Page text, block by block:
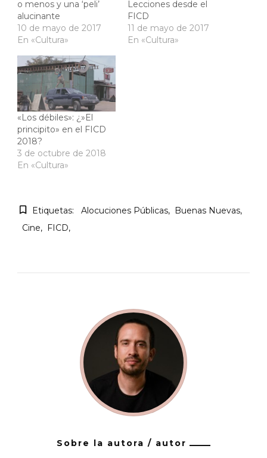
o menos y una ‘peli’
alucinante
10 de mayo de 2017
En «Cultura»
Lecciones desde el
FICD
11 de mayo de 2017
En «Cultura»
«Los débiles»: ¿»El
principito» en el FICD
2018?
3 de octubre de 2018
En «Cultura»
Etiquetas: Alocuciones Públicas
Buenas Nuevas
Cine
FICD
Sobre la autora / autor